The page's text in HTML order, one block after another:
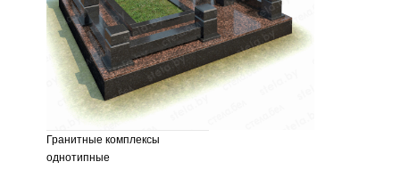
Гранитные комплексы
однотипные